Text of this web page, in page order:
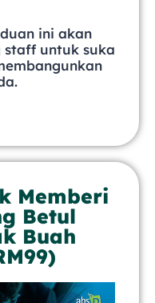
ini akan
staff untuk suka
Memberi
Betul
Buah